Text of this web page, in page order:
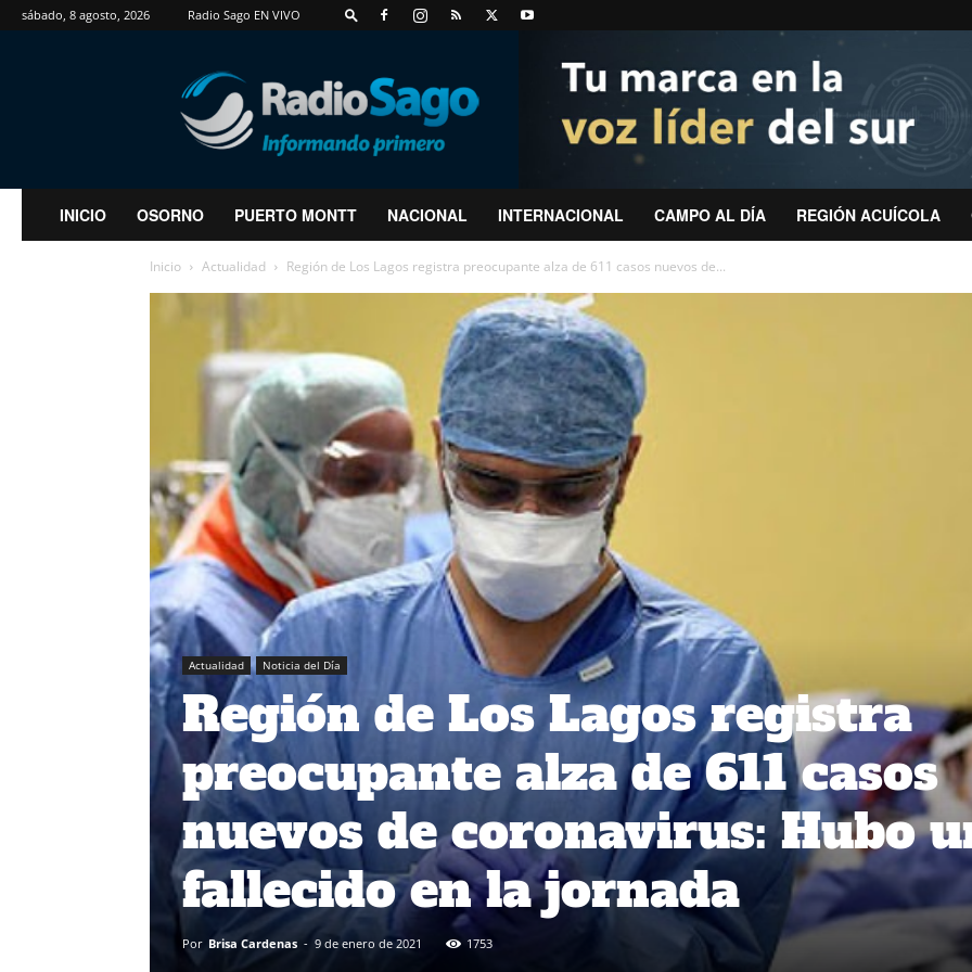
sábado, 8 agosto, 2026 Radio Sago EN VIVO
RadioSago
INICIO OSORNO PUERTO MONTT NACIONAL INTERNACIONAL CAMPO AL DÍA REGIÓN ACUÍCOLA
Inicio Actualidad Región de Los Lagos registra preocupante alza de 611 casos nuevos de...
Actualidad Noticia del Día
Región de Los Lagos registra
preocupante alza de 611 casos
nuevos de coronavirus: Hubo
fallecido en la jornada
Por Brisa Cardenas - 9 de enero de 2021 1753